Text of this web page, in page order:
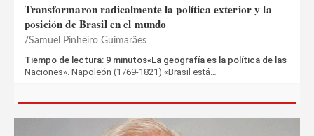
Transformaron radicalmente la política exterior y la
posición de Brasil en el mundo
Samuel Pinheiro Guimarães
Tiempo de lectura: 9 minutos«La geografía es la política de las
Naciones». Napoleón (1769-1821) «Brasil está…